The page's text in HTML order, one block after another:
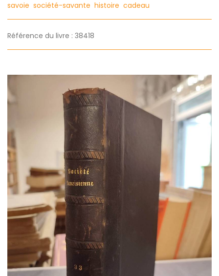
savoie société-savante histoire cadeau
Référence du livre : 38418